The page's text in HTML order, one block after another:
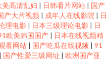
美高清乱妇 | 日韩看片网站 | 国产
产大片视频 | 成年人在线影院 | 日
理电影 | 日本三级理论电影 | 日
欧美韩国国产 | 日本在线视频精
看网站 | 国产吃瓜在线视频 | 91
| 国产性爱三级网址 | 欧洲国产亚